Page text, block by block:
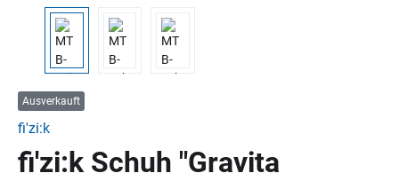
Ausverkauft
fi'zi:k
fi'zi:k Schuh "Gravita